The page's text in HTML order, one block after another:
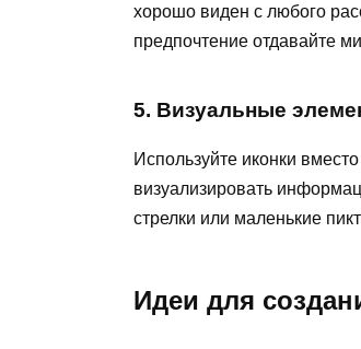
хорошо виден с любого
предпочтение отдавайте
5. Визуальные
Используйте иконки
визуализировать
стрелки или маленькие
Идеи для